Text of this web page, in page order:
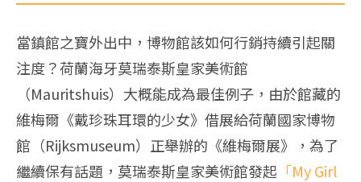
當鎮館之寶外出中，博物館該如何行銷持續引起關
注度？荷蘭海牙莫瑞泰斯皇家美術館
（Mauritshuis）大概能成為最佳例子，由於館藏的
維梅爾《戴珍珠耳環的少女》借展給荷蘭國家博物
館（Rijksmuseum）正舉辦的《維梅爾展》，為了
繼續保有話題，莫瑞泰斯皇家美術館發起 「My Girl